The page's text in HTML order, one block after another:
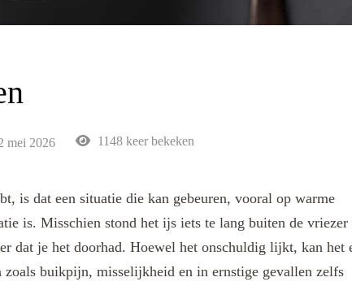
mei 2026 1148 keer bekeken
is dat een situatie die kan gebeuren, vooral op warme
is. Misschien stond het ijs iets te lang buiten de
dat je het doorhad. Hoewel het onschuldig lijkt, kan het
buikpijn, misselijkheid en in ernstige gevallen zelfs